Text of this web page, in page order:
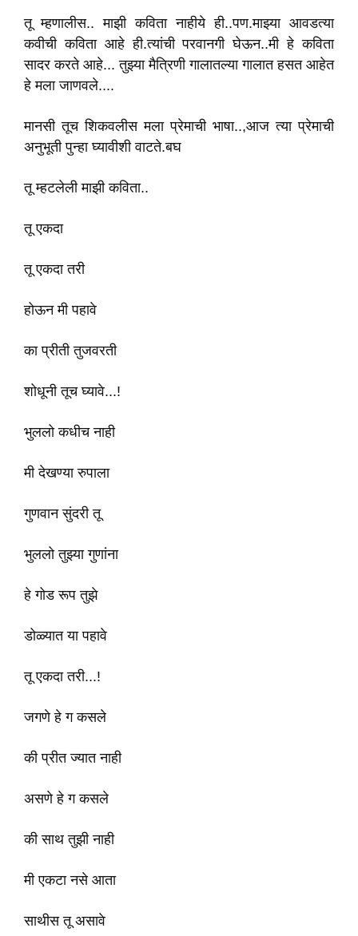
तू म्हणालीस.. माझी कविता नाहीये ही..पण.माझ्या आवडत्या
कवीची कविता आहे ही.त्यांची परवानगी घेऊन..मी हे कविता
सादर करते आहे... तुझ्या मैत्रिणी गालातल्या गालात हसत आहेत
हे मला जाणवले....
मानसी तूच शिकवलीस मला प्रेमाची भाषा..,आज त्या प्रेमाची
अनुभूती पुन्हा घ्यावीशी वाटते.बघ
तू म्हटलेली माझी कविता..
तू एकदा
तू एकदा तरी
होऊन मी पहावे
का प्रीती तुजवरती
शोधूनी तूच घ्यावे...!
भुललो कधीच नाही
मी देखण्या रुपाला
गुणवान सुंदरी तू
भुललो तुझ्या गुणांना
हे गोड रूप तुझे
डोळ्यात या पहावे
तू एकदा तरी...!
जगणे हे ग कसले
की प्रीत ज्यात नाही
असणे हे ग कसले
की साथ तुझी नाही
मी एकटा नसे आता
साथीस तू असावे